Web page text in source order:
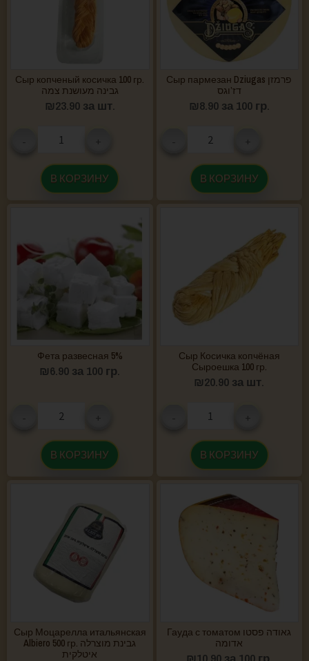
Сыр копченый косичка 100 гр.
גבינה מעושנת צמה
₪23.90 за шт.
В КОРЗИНУ
Сыр пармезан Dziugas פרמזן
דז’וגס
₪8.90 за 100 гр.
В КОРЗИНУ
Фета развесная 5%
₪6.90 за 100 гр.
В КОРЗИНУ
Сыр Косичка копчёная
Сыроешка 100 гр.
₪20.90 за шт.
В КОРЗИНУ
Сыр Моцарелла итальянская
Albiero 500 гр. גבינת מוצרלה
איטלקית
Гауда с томатом גאודה פסטו
אדומה